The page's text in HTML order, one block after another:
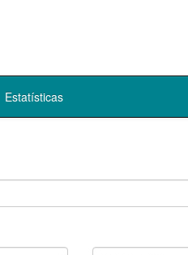
Estatísticas